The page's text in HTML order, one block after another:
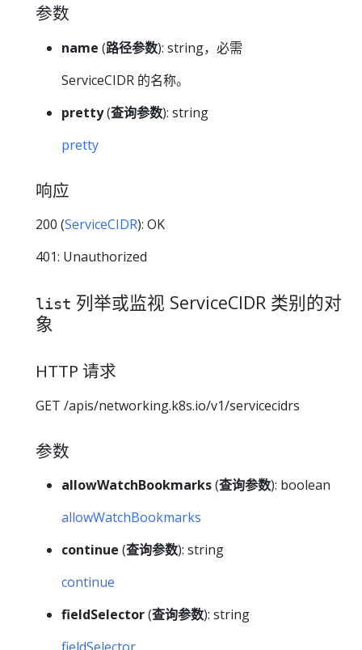
参数
name (路径参数): string，必需
ServiceCIDR 的名称。
pretty(查询参数): string
pretty
响应
200 (ServiceCIDR): OK
401: Unauthorized
list 列举或监视 ServiceCIDR 类别的对
象
HTTP 请求
GET /apis/networking.k8s.io/v1/servicecidrs
参数
allowWatchBookmarks(查询参数): boolean
allowWatchBookmarks
continue (查询参数): string
continue
fieldSelector(查询参数): string